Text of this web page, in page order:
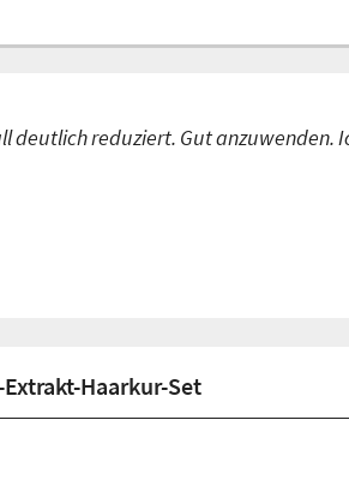
deutlich reduziert. Gut anzuwenden.
Haarkur-Set